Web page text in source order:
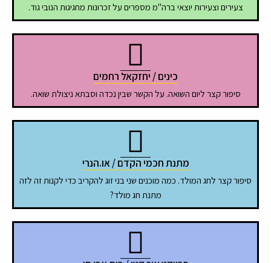
צעירים וצעירות יוצאי ברה"מ מספרים על זכרונות מחגיגות הנובי גוד.
כינים / יחזקאל רחמים
סיפור קצר ליום השואה. על הקשר שבין נכדה וסבתא ניצולת שואה.
מתנת חכמי הקדם / או.הנרי
סיפור קצר לחג המולד. כמה מוכנים שני בני זוג להקריב כדי לקנות זה לזה
מתנת חג מולד?